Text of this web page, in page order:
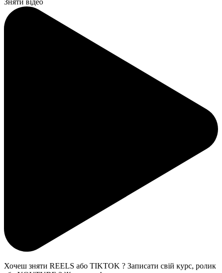
Зняти відео
Хочеш зняти REELS або TIKTOK ? Записати свій курс, ролик